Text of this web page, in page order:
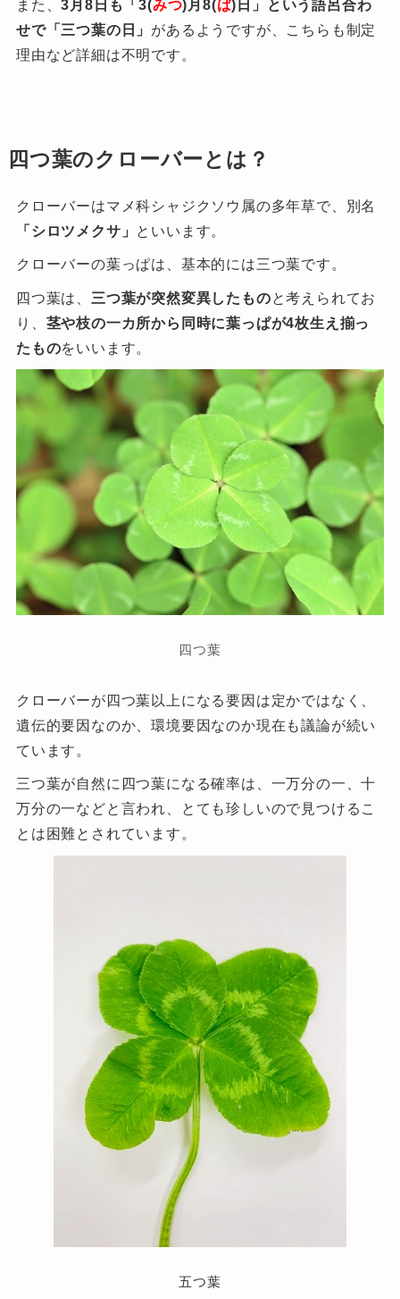
また、3月8日も「3(みつ)月8(ば)日」という語呂合わ
せで「三つ葉の日」 があるようですが、こちらも制定
理由など詳細は不明です。
四つ葉のクローバーとは？
クローバーはマメ科シャジクソウ属の多年草で、別名
「シロツメクサ」 といいます。
クローバーの葉っぱは、基本的には三つ葉です。
四つ葉は、 三つ葉が突然変異したものと考えられてお
り、 茎や枝の一カ所から同時に葉っぱが4枚生え揃っ
たものをいいます。
四つ葉
クローバーが四つ葉以上になる要因は定かではなく、
遺伝的要因なのか、環境要因なのか現在も議論が続い
ています。
三つ葉が自然に四つ葉になる確率は、一万分の一、十
万分の一などと言われ、とても珍しいので見つけるこ
とは困難とされています。
五つ葉